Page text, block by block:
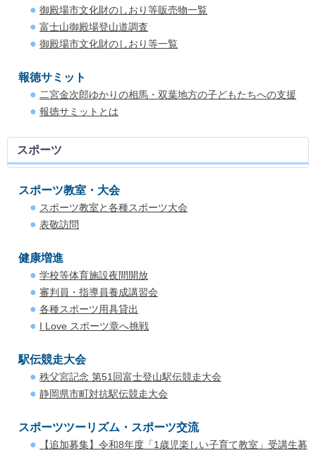
御殿場市文化財のしおり等販売物一覧
富士山御殿場登山道調査
御殿場市文化財のしおり等一覧
報徳サミット
二宮金次郎ゆかりの相馬・双葉地方の子どもたちへの支援
報徳サミットとは
スポーツ
スポーツ教室・大会
スポーツ教室と各種スポーツ大会
表敬訪問
健康増進
学校等体育施設夜間開放
審判員・指導員養成講習会
各種スポーツ用具貸出
I Love スポーツ章へ挑戦
駅伝競走大会
秩父宮記念 第51回富士登山駅伝競走大会
静岡県市町対抗駅伝競走大会
スポーツツーリズム・スポーツ交流
【追加募集】令和8年度「1歳児楽しい子育て教室」受講生募